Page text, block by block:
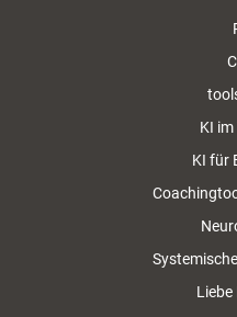
KI
KI für